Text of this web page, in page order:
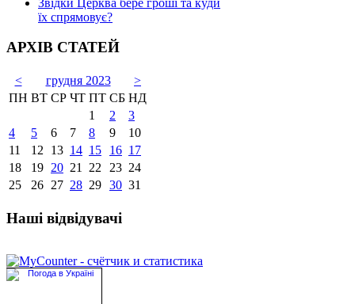
їх спрямовує?
АРХІВ СТАТЕЙ
< грудня 2023
>
ПН ВТ СР ЧТ ПТ СБ НД
1
2
3
4
5 6 7 8 9
10
11
12 13 14 15 16 17
18
19 20 21 22 23 24
25
26 27 28 29 30 31
Наші відвідувачі